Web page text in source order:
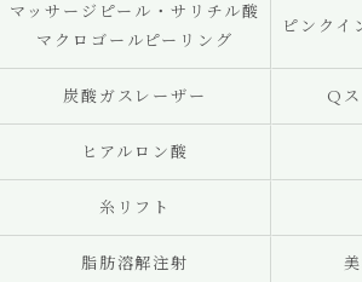
マッサージピール・サリチル酸
マクロゴールピーリング
ピンクイ
炭酸ガスレーザー Q
ヒアルロン酸
糸リフト
脂肪溶解注射